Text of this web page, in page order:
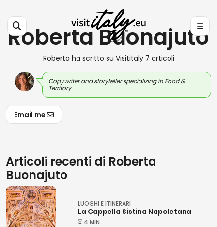
Roberta Buonajuto
Roberta ha scritto su Visititaly 7 articoli
Copywriter and storyteller specializing in Food &
Territory
Email me
Articoli recenti di Roberta
Buonajuto
LUOGHI E ITINERARI
La Cappella Sistina Napoletana
⏳ 4 MIN